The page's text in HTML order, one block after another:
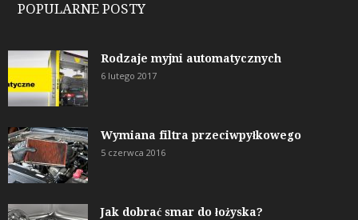
POPULARNE POSTY
Rodzaje myjni automatycznych
6 lutego 2017
Wymiana filtra przeciwpyłkowego
5 czerwca 2016
Jak dobrać smar do łożyska?